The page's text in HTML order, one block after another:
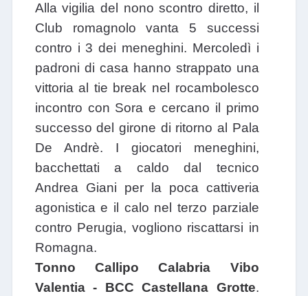
Alla vigilia del nono scontro diretto, il
Club romagnolo vanta 5 successi
contro i 3 dei meneghini. Mercoledì i
padroni di casa hanno strappato una
vittoria al tie break nel rocambolesco
incontro con Sora e cercano il primo
successo del girone di ritorno al Pala
De Andrè. I giocatori meneghini,
bacchettati a caldo dal tecnico
Andrea Giani per la poca cattiveria
agonistica e il calo nel terzo parziale
contro Perugia, vogliono riscattarsi in
Romagna.
Tonno Callipo Calabria Vibo
Valentia - BCC Castellana Grotte.